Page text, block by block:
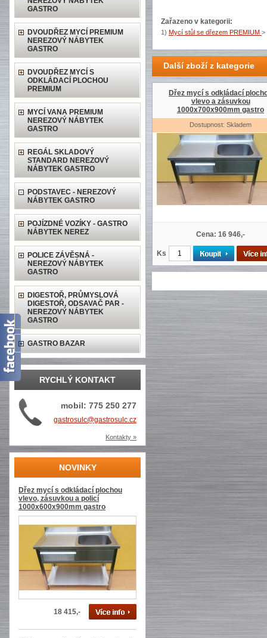
GASTRO
DVOUDŘEZ MYCÍ PREMIUM
NEREZOVÝ NÁBYTEK
GASTRO
DVOUDŘEZ MYCÍ S
ODKLÁDACÍ PLOCHOU
PREMIUM
MYCÍ VANA PREMIUM
NEREZOVÝ NÁBYTEK
GASTRO
REGÁL SKLADOVÝ
STANDARD NEREZOVÝ
NÁBYTEK GASTRO
PODSTAVEC - NEREZOVÝ
NÁBYTEK GASTRO
POJÍZDNÉ VOZÍKY - GASTRO
NÁBYTEK NEREZ
POLICE ZÁVĚSNÁ -
NEREZOVÝ NÁBYTEK
GASTRO
DIGESTOŘ, PRŮMYSLOVÁ
DIGESTOŘ, ODSAVAČ PAR -
NEREZOVÝ NÁBYTEK
GASTRO
GASTRO BAZAR
RYCHLÝ KONTAKT
mobil: 775 250 277
gastrosulc@gastrosulc.cz
Kontakty »
NOVINKY
Dřez mycí s odkládací plochou
vlevo, zásuvkou a policí
1000x600x900mm gastro
18 415,-
Zařazeno v kategorii:
1) Mycí stůl se dřezem PREMIUM >
Další zboží z kategorie
Dřez mycí s odkládací
vlevo a zásuvkou
1000x700x900mm gastro
Dostupnost: Skladem
Cena: 16 946,-
Ks